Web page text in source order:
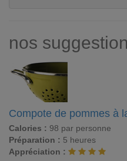
nos
Compote de pommes à
Calories : 98 par personne
Préparation : 5 heures
Appréciation :